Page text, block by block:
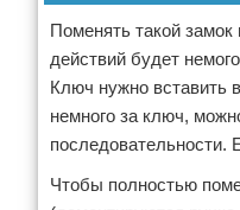
Поменять такой
действий будет
Ключ нужно вставить
немного за ключ,
последовательности.
Чтобы полностью